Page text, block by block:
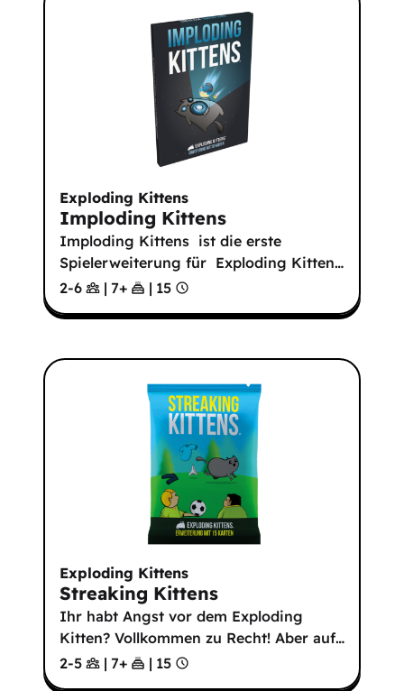
Exploding Kittens
Imploding Kittens
Imploding Kittens ist die erste
Spielerweiterung für Exploding Kitten…
2-6
| 7+ | 15
Exploding Kittens
Streaking Kittens
Ihr habt Angst vor dem Exploding
Kitten? Vollkommen zu Recht! Aber auf…
2-5
| 7+ | 15